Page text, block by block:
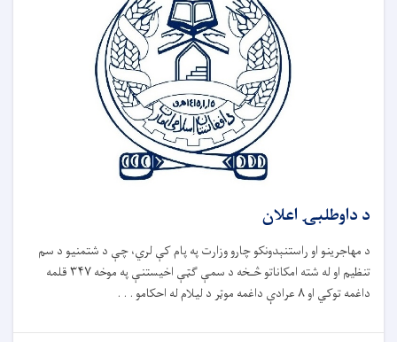
د داوطلبۍ اعلان
د مهاجرینو او راستنېدونکو چارو وزارت په پام کې لري، چې د شتمنیو د سم
تنظیم او له شته امکاناتو څـخه د سمې ګټې اخیستنې په موخه ۳۴۷ قلمه
داغمه توکي او ۸ عرادې داغمه موټر د لیلام له احکامو . . .